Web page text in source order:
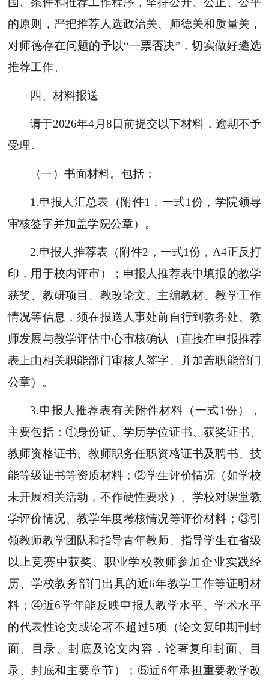
的原则，严把推荐人选政治关、师德关和质量关，
对师德存在问题的予以“一票否决”，切实做好遴选
推荐工作。
四、材料报送
请于2026年4月8日前提交以下材料，逾期不予
受理。
（一）书面材料。 包括：
1.申报人汇总表（附件1，一式1份，学院领导
审核签字并加盖学院公章）。
2.申报人推荐表（附件2，一式1份，A4正反打
印，用于校内评审）；申报人推荐表中填报的教学
获奖、教研项目、教改论文、主编教材、教学工作
情况等信息，须在报送人事处前自行到教务处、教
师发展与教学评估中心审核确认（直接在申报推荐
表上由相关职能部门审核人签字、并加盖职能部门
公章）。
3.申报人推荐表有关附件材料（一式1份），
主要包括：①身份证、学历学位证书、获奖证书、
教师资格证书、教师职务任职资格证书及聘书、技
能等级证书等资质材料；②学生评价情况（如学校
未开展相关活动，不作硬性要求）、学校对课堂教
学评价情况、教学年度考核情况等评价材料；③引
领教师教学团队和指导青年教师、指导学生在省级
以上竞赛中获奖、职业学校教师参加企业实践经
历、学校教务部门出具的近6年教学工作等证明材
料；④近6学年能反映申报人教学水平、学术水平
的代表性论文或论著不超过5项（论文复印期刊封
面、目录、封底及论文内容，论著复印封面、目
录、封底和主要章节）；⑤近6年承担重要教学改